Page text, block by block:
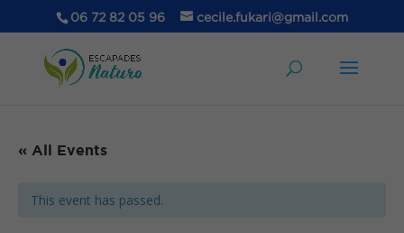
06 72 82 05 96 cecile.fukari@gmail.com
« All Events
This event has passed.